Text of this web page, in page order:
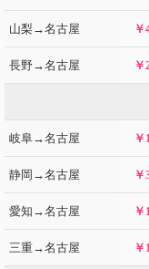
山梨→名古屋 ￥
長野→名古屋 ￥
岐阜→名古屋 ￥
静岡→名古屋 ￥
愛知→名古屋 ￥
三重→名古屋 ￥